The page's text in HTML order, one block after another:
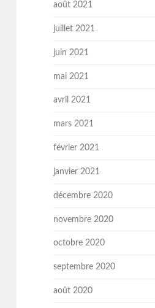
août 2021
juillet 2021
juin 2021
mai 2021
avril 2021
mars 2021
février 2021
janvier 2021
décembre 2020
novembre 2020
octobre 2020
septembre 2020
août 2020